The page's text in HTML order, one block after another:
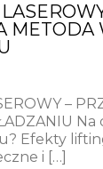
METODA
–
Na
Efekty
i […]